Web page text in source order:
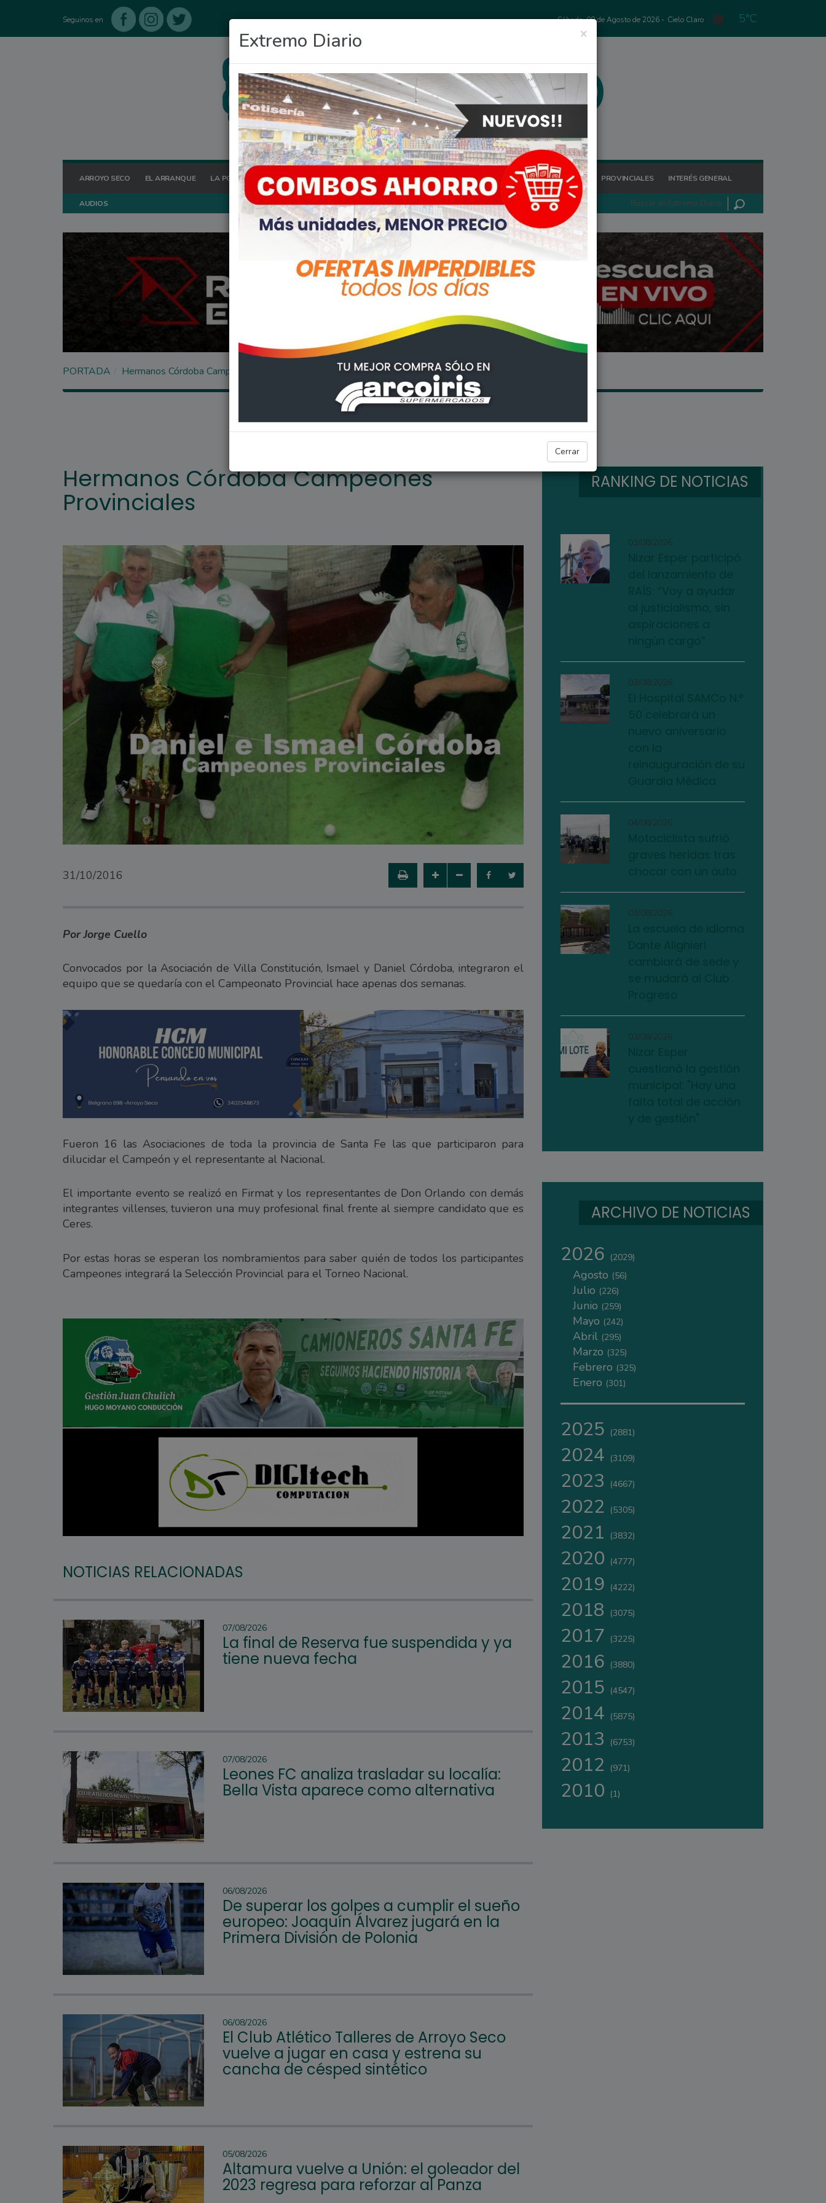
Seguinos en Sábado, 08 de Agosto de 2026 - Cielo Claro 5°C
ARROYO SECO EL ARRANQUE LA POSTA HOY OCIO DEPORTES FIGHIERA GENERAL LAGOS POLICIALES REGIONALES PROVINCIALES INTERÉS GENERAL
AUDIOS
×
Extremo Diario
Cerrar
PORTADA Hermanos Córdoba Campeones Provinciales
DEPORTES
Hermanos Córdoba Campeones
Provinciales
31/10/2016
Por Jorge Cuello
Convocados por la Asociación de Villa Constitución, Ismael y Daniel Córdoba, integraron el
equipo que se quedaría con el Campeonato Provincial hace apenas dos semanas.
Fueron 16 las Asociaciones de toda la provincia de Santa Fe las que participaron para
dilucidar el Campeón y el representante al Nacional.
El importante evento se realizó en Firmat y los representantes de Don Orlando con demás
integrantes villenses, tuvieron una muy profesional final frente al siempre candidato que es
Ceres.
Por estas horas se esperan los nombramientos para saber quién de todos los participantes
Campeones integrará la Selección Provincial para el Torneo Nacional.
NOTICIAS RELACIONADAS
07/08/2026
La final de Reserva fue suspendida y ya
tiene nueva fecha
07/08/2026
Leones FC analiza trasladar su localía:
Bella Vista aparece como alternativa
06/08/2026
De superar los golpes a cumplir el sueño
europeo: Joaquín Álvarez jugará en la
Primera División de Polonia
06/08/2026
El Club Atlético Talleres de Arroyo Seco
vuelve a jugar en casa y estrena su
cancha de césped sintético
05/08/2026
Altamura vuelve a Unión: el goleador del
2023 regresa para reforzar al Panza
RANKING DE NOTICIAS
03/08/2026
03/08/2026
04/08/2026
03/08/2026
03/08/2026
ARCHIVO DE NOTICIAS
2026 (2029)
Agosto (56)
Julio (226)
Junio (259)
Mayo (242)
Abril (295)
Marzo (325)
Febrero (325)
Enero (301)
2025 (2881)
2024 (3109)
2023 (4667)
2022 (5305)
2021 (3832)
2020 (4777)
2019 (4222)
2018 (3075)
2017 (3225)
2016 (3880)
2015 (4547)
2014 (5875)
2013 (6753)
2012 (971)
2010 (1)